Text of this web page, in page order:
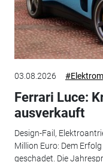
03.08.2026
Ferrari Luce:
ausverkauft
Design-Fail,
Million Euro: Dem
geschadet. Die